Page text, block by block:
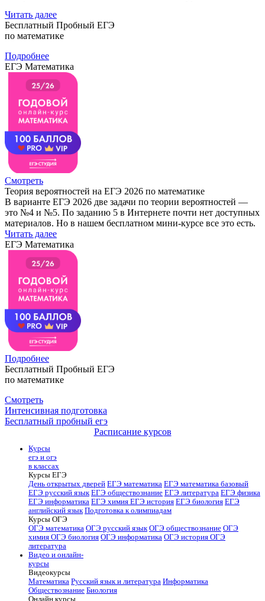
Читать далее
Бесплатный Пробный ЕГЭ
по математике
Подробнее
ЕГЭ Математика
Смотреть
Теория вероятностей на ЕГЭ 2026 по математике
В варианте ЕГЭ 2026 две задачи по теории вероятностей —
это №4 и №5. По заданию 5 в Интернете почти нет доступных
материалов. Но в нашем бесплатном мини-курсе все это есть.
Читать далее
ЕГЭ Математика
Подробнее
Бесплатный Пробный ЕГЭ
по математике
Смотреть
Интенсивная подготовка
Бесплатный пробный егэ
Расписание курсов
Курсы
егэ и огэ
в классах
Курсы ЕГЭ
День открытых дверей ЕГЭ математика ЕГЭ математика базовый
ЕГЭ русский язык ЕГЭ обществознание ЕГЭ литература ЕГЭ физика
ЕГЭ информатика ЕГЭ химия ЕГЭ история ЕГЭ биология ЕГЭ
английский язык Подготовка к олимпиадам
Курсы ОГЭ
ОГЭ математика ОГЭ русский язык ОГЭ обществознание ОГЭ
химия ОГЭ биология ОГЭ информатика ОГЭ история ОГЭ
литература
Видео и онлайн-
курсы
Видеокурсы
Математика Русский язык и литература Информатика
Обществознание Биология